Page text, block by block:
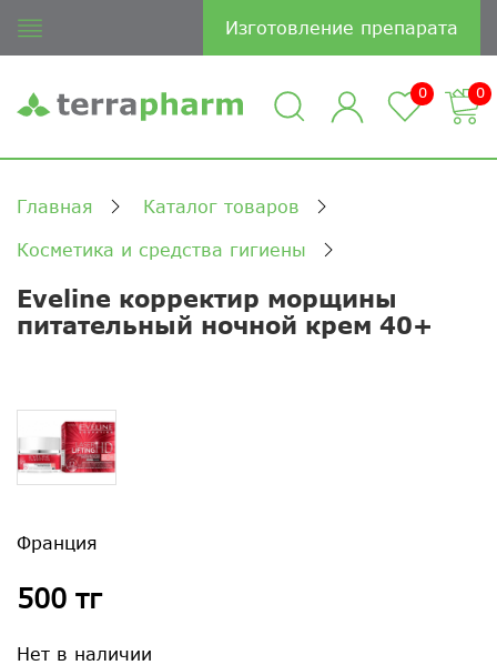
Изготовление препарата
0 0
Главная Каталог товаров
Косметика и средства гигиены
Eveline корректир морщины
питательный ночной крем 40+
Франция
500 тг
Нет в наличии